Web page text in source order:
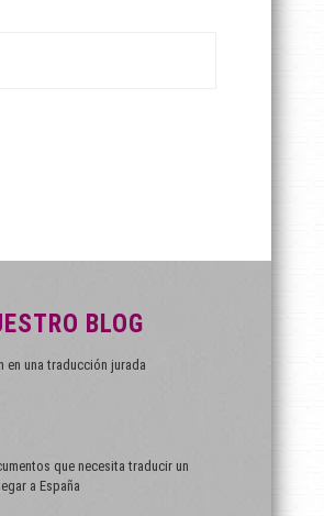
BLOG
en una traducción jurada
que necesita traducir un
a España